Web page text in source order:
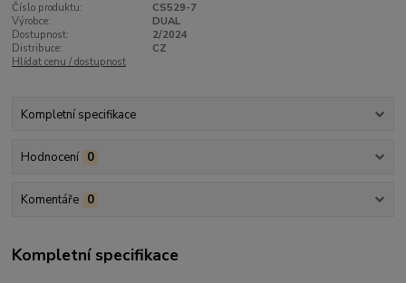
Číslo produktu:
CS529-7
Výrobce:
DUAL
Dostupnost:
2/2024
Distribuce:
CZ
Hlídat cenu / dostupnost
Kompletní specifikace
Hodnocení 0
Komentáře 0
Kompletní specifikace